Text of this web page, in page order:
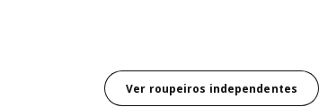
Ver roupeiros independentes